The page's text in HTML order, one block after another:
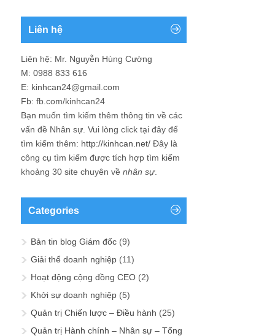
Liên hệ
Liên hệ: Mr. Nguyễn Hùng Cường
M: 0988 833 616
E: kinhcan24@gmail.com
Fb: fb.com/kinhcan24
Bạn muốn tìm kiếm thêm thông tin về các
vấn đề Nhân sự . Vui lòng click tại đây để
tìm kiếm thêm: http://kinhcan.net/ Đây là
công cụ tìm kiếm được tích hợp tìm kiếm
khoảng 30 site chuyên về nhân sự.
Categories
Bản tin blog Giám đốc (9)
Giải thể doanh nghiệp (11)
Hoạt động cộng đồng CEO (2)
Khởi sự doanh nghiệp (5)
Quản trị Chiến lược – Điều hành (25)
Quản trị Hành chính – Nhân sự – Tổng